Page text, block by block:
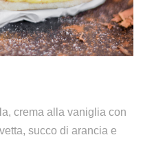
crema alla vaniglia con
succo di arancia e